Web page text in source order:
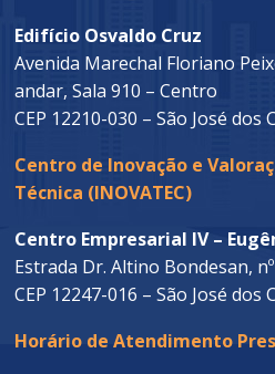
Edifício Osvaldo Cruz
Avenida Marechal Floriano
andar, Sala 910 – Centro
CEP 12210-030 – São José dos
Centro de Inovação e
Técnica (INOVATEC)
Centro Empresarial IV –
Estrada Dr. Altino Bondesan,
CEP 12247-016 – São José dos
Horário de Atendimento